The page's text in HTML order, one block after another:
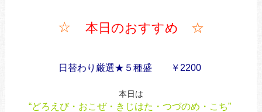
☆ 本日のおすすめ ☆
日替わり厳選★５種盛 ￥2200
本日は
“どろえび・おこぜ・きじはた・つづのめ・こち”